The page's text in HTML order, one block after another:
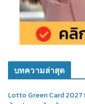
บทความล่าสุด
Lotto Green Card 2027